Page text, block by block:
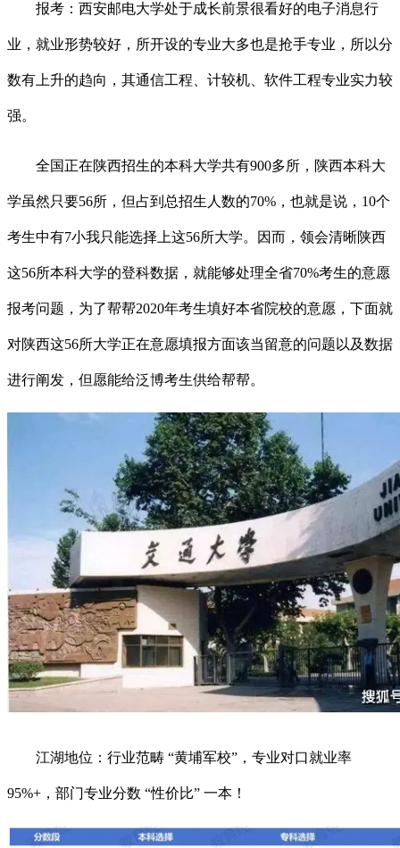
报考：西安邮电大学处于成长前景很看好的电子消息行
业，就业形势较好，所开设的专业大多也是抢手专业，所以分
数有上升的趋向，其通信工程、计较机、软件工程专业实力较
强。
全国正在陕西招生的本科大学共有900多所，陕西本科大
学虽然只要56所，但占到总招生人数的70%，也就是说，10个
考生中有7小我只能选择上这56所大学。因而，领会清晰陕西
这56所本科大学的登科数据，就能够处理全省70%考生的意愿
报考问题，为了帮帮2020年考生填好本省院校的意愿，下面就
对陕西这56所大学正在意愿填报方面该当留意的问题以及数据
进行阐发，但愿能给泛博考生供给帮帮。
江湖地位：行业范畴 “黄埔军校”，专业对口就业率
95%+，部门专业分数 “性价比” 一本！